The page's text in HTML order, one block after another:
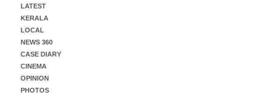
LATEST
KERALA
LOCAL
NEWS 360
CASE DIARY
CINEMA
OPINION
PHOTOS